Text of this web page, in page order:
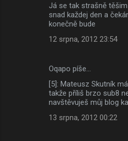
Já se tak strašně
snad každej den a
konečně bude
12 srpna, 2012 23:54
Oqapo píše…
[5]: Mateusz Skutník
takže příliš brzo sub8
navštěvuješ můj blog
13 srpna, 2012 00:22